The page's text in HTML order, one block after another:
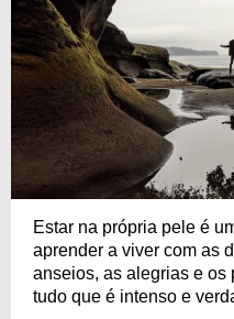
Estar na própria pele é
aprender a viver com as
anseios, as alegrias e os
tudo que é intenso e